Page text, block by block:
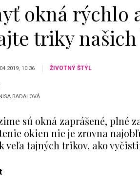
okná rýchlo
triky
10:36 ŽIVOTNÝ ŠTÝL
BADALOVÁ
sú okná zaprášené, plné
okien nie je zrovna
veľa tajných trikov, ako